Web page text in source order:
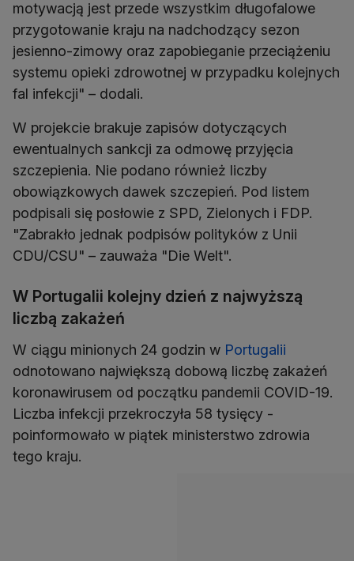
motywacją jest przede wszystkim długofalowe
przygotowanie kraju na nadchodzący sezon
jesienno-zimowy oraz zapobieganie przeciążeniu
systemu opieki zdrowotnej w przypadku kolejnych
fal infekcji" – dodali.
W projekcie brakuje zapisów dotyczących
ewentualnych sankcji za odmowę przyjęcia
szczepienia. Nie podano również liczby
obowiązkowych dawek szczepień. Pod listem
podpisali się posłowie z SPD, Zielonych i FDP.
"Zabrakło jednak podpisów polityków z Unii
CDU/CSU" – zauważa "Die Welt".
W Portugalii kolejny dzień z najwyższą
liczbą zakażeń
W ciągu minionych 24 godzin w Portugalii
odnotowano największą dobową liczbę zakażeń
koronawirusem od początku pandemii COVID-19.
Liczba infekcji przekroczyła 58 tysięcy -
poinformowało w piątek ministerstwo zdrowia
tego kraju.